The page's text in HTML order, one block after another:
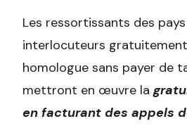
Les ressortissants des
interlocuteurs
homologue sans payer de
mettront en œuvre la
en facturant des appels